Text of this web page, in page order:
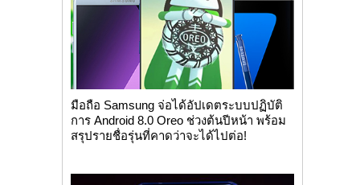
มือถือ Samsung จ่อได้อัปเดตระบบปฏิบัติ
การ Android 8.0 Oreo ช่วงต้นปีหน้า พร้อม
สรุปรายชื่อรุ่นที่คาดว่าจะได้ไปต่อ!